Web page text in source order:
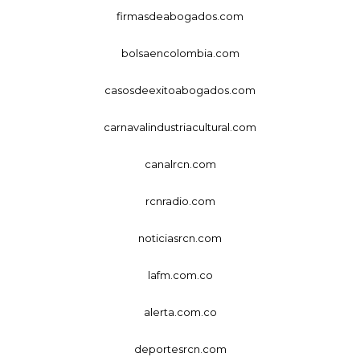
firmasdeabogados.com
bolsaencolombia.com
casosdeexitoabogados.com
carnavalindustriacultural.com
canalrcn.com
rcnradio.com
noticiasrcn.com
lafm.com.co
alerta.com.co
deportesrcn.com